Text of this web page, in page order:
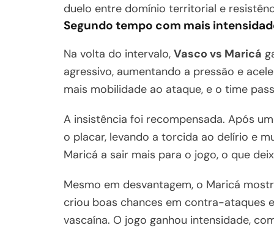
duelo entre domínio territorial e
Segundo tempo com mais
Na volta do intervalo, Vasco vs Maricá
agressivo, aumentando a pressão e
mais mobilidade ao ataque, e o time
A insistência foi recompensada. Após
o placar, levando a torcida ao delírio e
Maricá a sair mais para o jogo, o que
Mesmo em desvantagem, o Maricá
criou boas chances em contra-ataques
vascaína. O jogo ganhou intensidade,